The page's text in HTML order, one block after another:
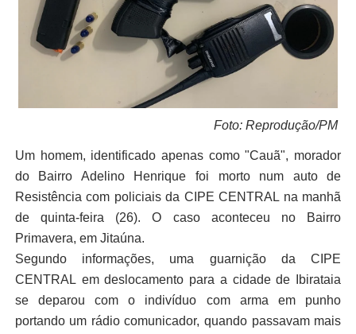
Foto: Reprodução/PM
Um homem, identificado apenas como "Cauã", morador
do Bairro Adelino Henrique foi morto num auto de
Resistência com policiais da CIPE CENTRAL na manhã
de quinta-feira (26). O caso aconteceu no Bairro
Primavera, em Jitaúna.
Segundo informações, uma guarnição da CIPE
CENTRAL em deslocamento para a cidade de Ibirataia
se deparou com o indivíduo com arma em punho
portando um rádio comunicador, quando passavam mais